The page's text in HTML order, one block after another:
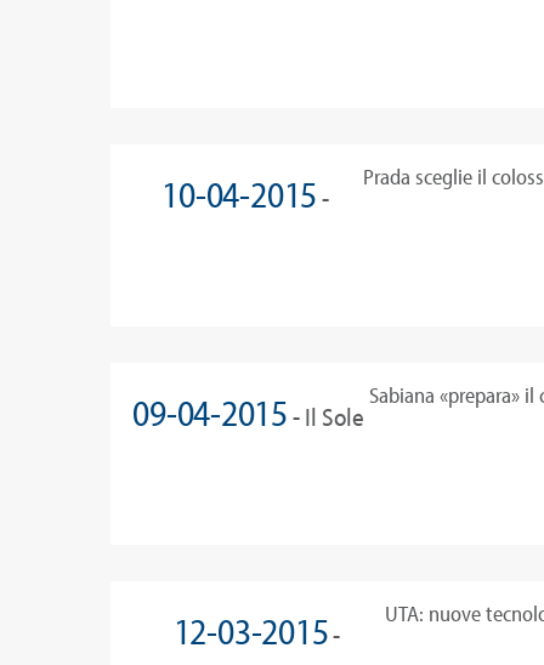
10-04-2015-
Prada sceglie il
09-04-2015- Il Sole
Sabiana «prepara» il
12-03-2015-
UTA: nuove